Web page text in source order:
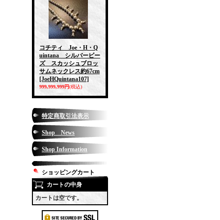
コチティ Joe・H・Q
uintana シルバービー
ズ スカッシュブロッ
サムネックレス約67cm
[JoeHQuintana107]
999,999,999円(税込)
特定商取引法表示
Shop News
Shop Information
ショッピングカート
カートの中身
カートは空です。